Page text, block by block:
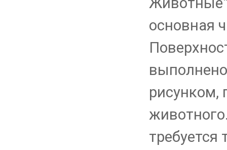
основная
выполнено
рисунком,
требуется